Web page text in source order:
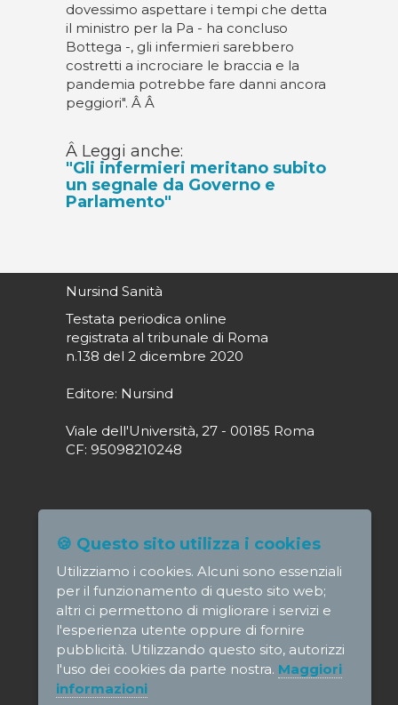
dovessimo aspettare i tempi che detta
il ministro per la Pa - ha concluso
Bottega -, gli infermieri sarebbero
costretti a incrociare le braccia e la
pandemia potrebbe fare danni ancora
peggiori". Â Â
Â Leggi anche:
"Gli infermieri meritano subito
un segnale da Governo e
Parlamento"
Nursind Sanità
Testata periodica online
registrata al tribunale di Roma
n.138 del 2 dicembre 2020
Editore: Nursind
Viale dell'Università, 27 - 00185 Roma
CF: 95098210248
Direttore responsabile: Paola Alagia
direttore@nursindsanita.it
Redazione: redazione@nursindsanita.it
© NursindSanita - e-mail:
direttore@nursindsanita.it
🍪 Questo sito utilizza i cookies
Utilizziamo i cookies. Alcuni sono essenziali
per il funzionamento di questo sito web;
altri ci permettono di migliorare i servizi e
l'esperienza utente oppure di fornire
pubblicità. Utilizzando questo sito, autorizzi
l'uso dei cookies da parte nostra. Maggiori
informazioni